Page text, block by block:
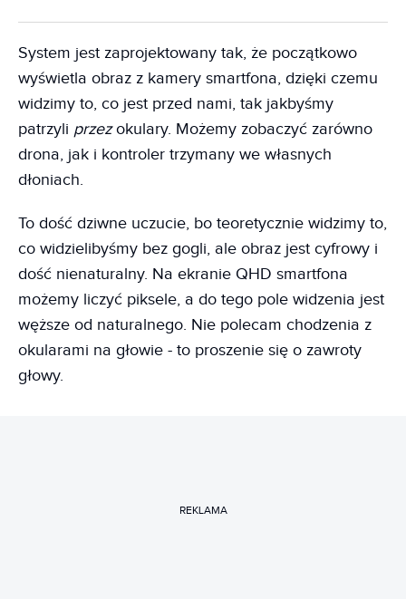
System jest zaprojektowany tak, że początkowo
wyświetla obraz z kamery smartfona, dzięki czemu
widzimy to, co jest przed nami, tak jakbyśmy
patrzyli przezokulary. Możemy zobaczyć zarówno
drona, jak i kontroler trzymany we własnych
dłoniach.
To dość dziwne uczucie, bo teoretycznie widzimy to,
co widzielibyśmy bez gogli, ale obraz jest cyfrowy i
dość nienaturalny. Na ekranie QHD smartfona
możemy liczyć piksele, a do tego pole widzenia jest
węższe od naturalnego. Nie polecam chodzenia z
okularami na głowie - to proszenie się o zawroty
głowy.
REKLAMA